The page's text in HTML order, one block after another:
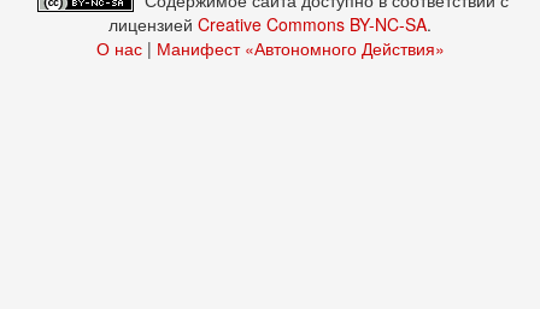
лицензией Creative Commons BY-NC-SA.
О нас| Манифест «Автономного Действия»